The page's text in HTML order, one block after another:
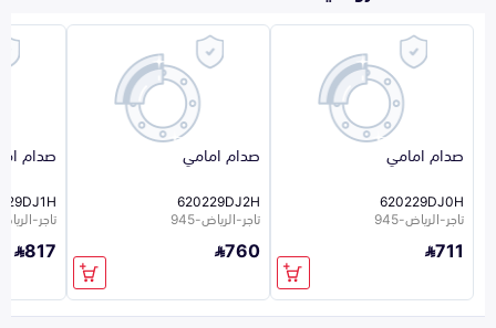
صدام امامي
620229DJ0H
تاجر-الرياض-945
711
صدام امامي
620229DJ2H
تاجر-الرياض-945
760
صدام
تاجر-الرياض-
817